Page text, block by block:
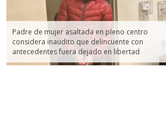
Padre de mujer asaltada en pleno centro
considera inaudito que delincuente con
antecedentes fuera dejado en libertad